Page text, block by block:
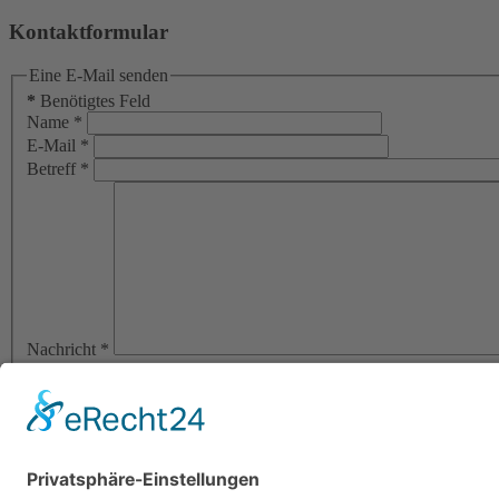
Kontaktformular
Eine E-Mail senden
* Benötigtes Feld
Name *
E-Mail *
Betreff *
Nachricht *
Sie können Ihre Einwilligung jederzeit für die Zukunft per E-Mail
Spamprüfung: 9 plus 3 ist gleich
E-Mail senden